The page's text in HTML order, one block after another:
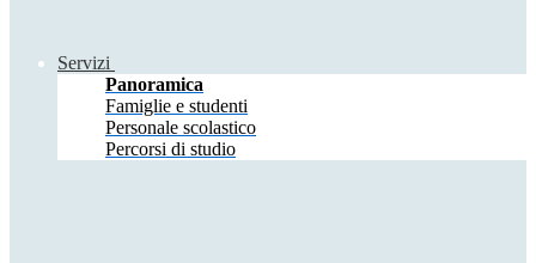
Servizi
Panoramica
Famiglie e studenti
Personale scolastico
Percorsi di studio